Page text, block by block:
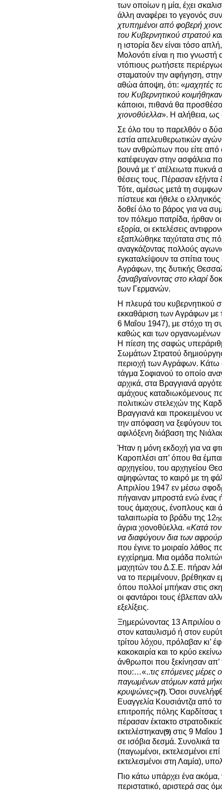
των οποίων η μία, έχει
άλλη αναφέρει το γεγονός
χτυπημένοι από φοβερή
του Κυβερνητικού στρατού
η ιστορία δεν είναι τόσο
Μολονότι είναι η πιο γνωστή
ντόπιους ρωτήσετε
σταματούν την αφήγηση,
αθώα άποψη, ότι: «μαχητές
του Κυβερνητικού
κάποιοι, πιθανά θα
χιονοθύελλα». Η αλήθεια, ως
Σε όλο του το παρελθόν ο
εστία απελευθερωτικών
των ανθρώπων που είτε από
κατέφευγαν στην ασφάλεια
βουνά με τ’ ατέλειωτα πυκνά
θέσεις τους. Πέρασαν
Τότε, αμέσως μετά τη
πίστευε και ήθελε ο
δοθεί όλο το βάρος για να
τον πόλεμο πατρίδα, ήρθαν οι
εξορία, οι εκτελέσεις
εξαπλώθηκε ταχύτατα στις
αναγκάζοντας πολλούς
εγκαταλείψουν τα σπίτια
Αγράφων, της δυτικής
ξαναβγαίνοντας στο κλαρί
των Γερμανών.
Η πλευρά του κυβερνητικού
εκκαθάριση των Αγράφων με
6 Μαΐου 1947), με στόχο τη
καθώς και των
Η πίεση της σαφώς
Σωμάτων Στρατού
περιοχή των Αγράφων. Κάτω
τάγμα Σοφιανού το οποίο
αρχικά, στα Βραγγιανά
αμάχους καταδιωκόμενους
πολιτικών στελεχών της
Βραγγιανά και προκειμένου
την απόφαση να ξεφύγουν
αφιλόξενη διάβαση της
Ήταν η μόνη εκδοχή για να
Καροπλέσι απ’ όπου θα
αρχηγείου, του αρχηγείου
αψηφώντας το καιρό με τη
Απριλίου 1947 εν μέσω
πήγαιναν μπροστά ενώ ένας
τους άμαχους, ένοπλους και
ταλαιπωρία το βράδυ της 12ης
άγρια χιονοθύελλα. «Κατά
να διαφύγουν δια των
που έγινε το μοιραίο λάθος
εγχείρημα. Μια ομάδα
μαχητών του Δ.Σ.Ε. πήραν
να το περιμένουν, βρέθηκαν
όπου πολλοί μπήκαν στις
οι φαντάροι τους έβλεπαν
εξελίξεις.
Ξημερώνοντας 13 Απριλίου
στον καταυλισμό ή στον
τρίτου λόχου, πρόλαβαν κι’
κακοκαιρία και το κρύο
άνθρωποι που ξεκίνησαν απ’
που:…«..τις επόμενες μέρες
παγωμένων ατόμων κατά
κρυψώνες»(7). Όσοι
Ευαγγελία Κουσιάντζα από
επιτροπής πόλης
πέρασαν έκτακτο
εκτελέστηκαν(9) στις 9 Μαΐου
σε ισόβια δεσμά. Συνολικά
(παγωμένοι, εκτελεσμένοι
εκτελεσμένοι στη Λαμία),
Πιο κάτω υπάρχει ένα ακόμα,
περιστατικό, αριστερά σας